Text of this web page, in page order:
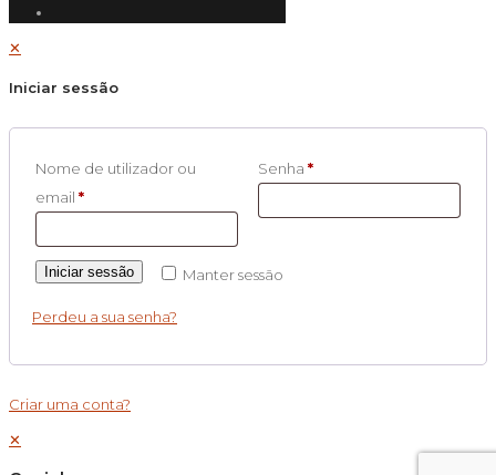
✕
Iniciar sessão
Nome de utilizador ou
email *
Senha *
Manter sessão
Iniciar sessão
Perdeu a sua senha?
Criar uma conta?
✕